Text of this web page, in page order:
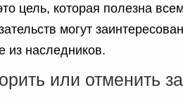
цель, которая полезна
могут
из наследников.
или отменить